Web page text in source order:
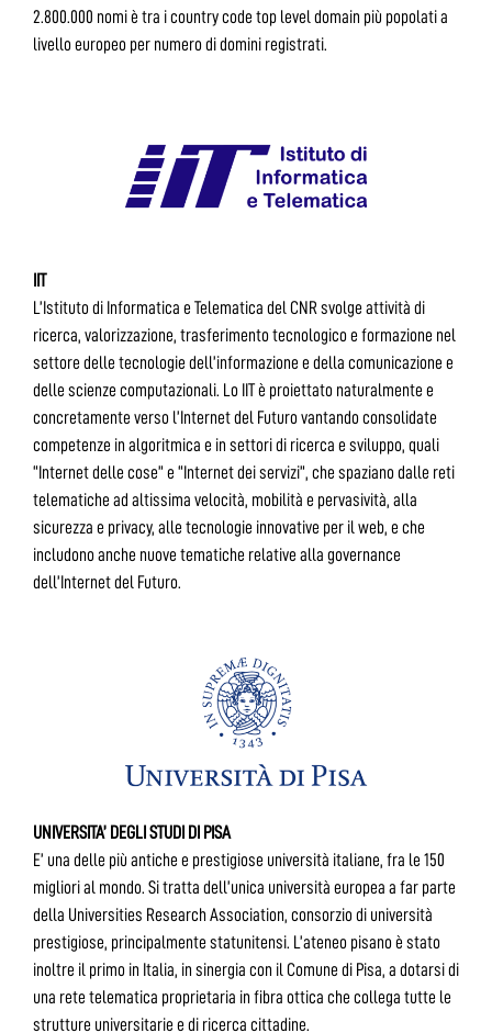
2.800.000 nomi è tra i country code top level domain più popolati a
livello europeo per numero di domini registrati.
IIT
L’Istituto di Informatica e Telematica del CNR svolge attività di
ricerca, valorizzazione, trasferimento tecnologico e formazione nel
settore delle tecnologie dell’informazione e della comunicazione e
delle scienze computazionali. Lo IIT è proiettato naturalmente e
concretamente verso l’Internet del Futuro vantando consolidate
competenze in algoritmica e in settori di ricerca e sviluppo, quali
“Internet delle cose” e “Internet dei servizi”, che spaziano dalle reti
telematiche ad altissima velocità, mobilità e pervasività, alla
sicurezza e privacy, alle tecnologie innovative per il web, e che
includono anche nuove tematiche relative alla governance
dell’Internet del Futuro.
UNIVERSITA’ DEGLI STUDI DI PISA
E’ una delle più antiche e prestigiose università italiane, fra le 150
migliori al mondo. Si tratta dell’unica università europea a far parte
della Universities Research Association, consorzio di università
prestigiose, principalmente statunitensi. L’ateneo pisano è stato
inoltre il primo in Italia, in sinergia con il Comune di Pisa, a dotarsi di
una rete telematica proprietaria in fibra ottica che collega tutte le
strutture universitarie e di ricerca cittadine.